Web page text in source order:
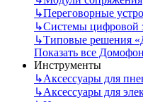
↳Переговорные
↳Системы цифровой
↳Типовые решения
Показать все
Инструменты
↳Аксессуары для
↳Аксессуары для